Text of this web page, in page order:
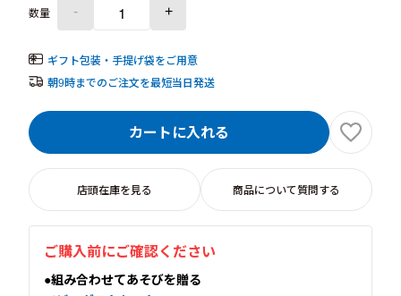
数量 - +
ギフト包装・手提げ袋をご用意
朝9時までのご注文を最短当日発送
カートに入れる
店頭在庫を見る 商品について質問する
ご購入前にご確認ください
●組み合わせてあそびを贈る